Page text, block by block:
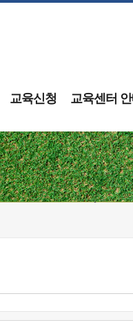
교육신청 교육센터 안